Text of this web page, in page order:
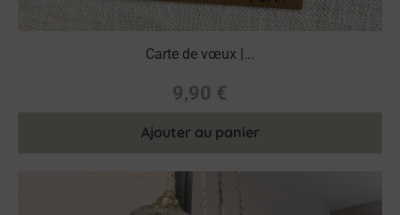
Carte de vœux |...
9,90 €
Ajouter au panier